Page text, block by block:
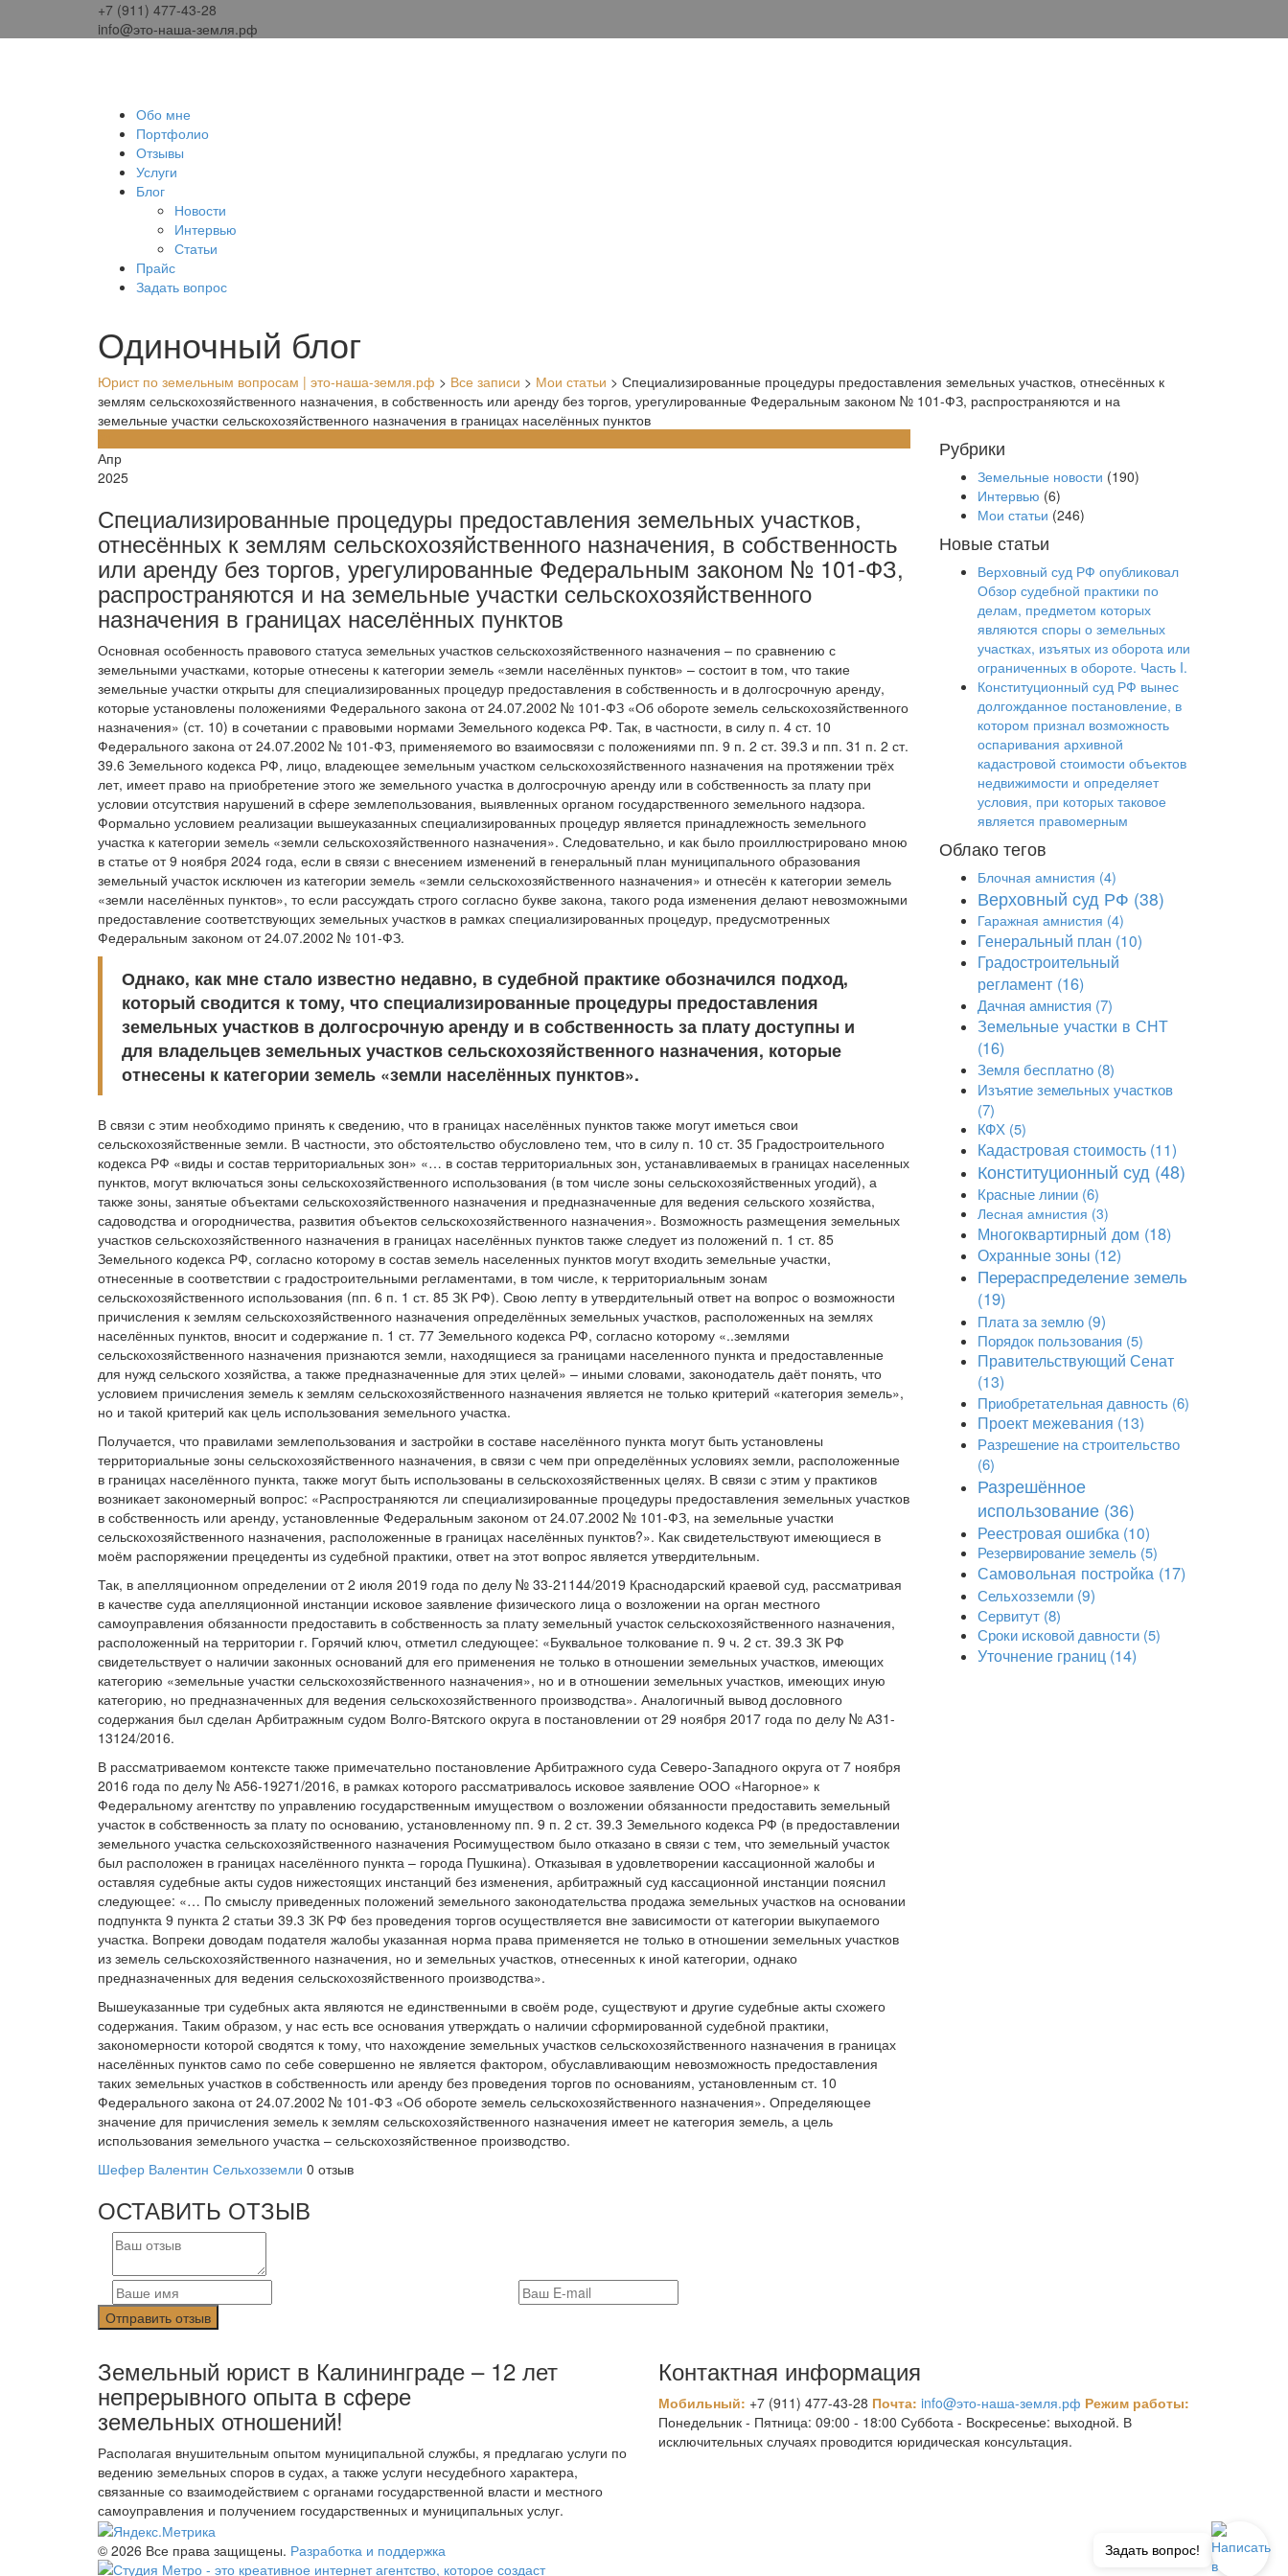
+7 (911) 477-43-28
info@это-наша-земля.рф
Обо мне
Портфолио
Отзывы
Услуги
Блог
Новости
Интервью
Статьи
Прайс
Задать вопрос
Одиночный блог
Юрист по земельным вопросам | это-наша-земля.рф > Все записи > Мои статьи > Специализированные процедуры предоставления земельных участков, отнесённых к
землям сельскохозяйственного назначения, в собственность или аренду без торгов, урегулированные Федеральным законом № 101-ФЗ, распространяются и на
земельные участки сельскохозяйственного назначения в границах населённых пунктов
Апр
2025
Специализированные процедуры предоставления земельных участков,
отнесённых к землям сельскохозяйственного назначения, в собственность
или аренду без торгов, урегулированные Федеральным законом № 101-ФЗ,
распространяются и на земельные участки сельскохозяйственного
назначения в границах населённых пунктов
Основная особенность правового статуса земельных участков сельскохозяйственного назначения – по сравнению с
земельными участками, которые отнесены к категории земель «земли населённых пунктов» – состоит в том, что такие
земельные участки открыты для специализированных процедур предоставления в собственность и в долгосрочную аренду,
которые установлены положениями Федерального закона от 24.07.2002 № 101-ФЗ «Об обороте земель сельскохозяйственного
назначения» (ст. 10) в сочетании с правовыми нормами Земельного кодекса РФ. Так, в частности, в силу п. 4 ст. 10
Федерального закона от 24.07.2002 № 101-ФЗ, применяемого во взаимосвязи с положениями пп. 9 п. 2 ст. 39.3 и пп. 31 п. 2 ст.
39.6 Земельного кодекса РФ, лицо, владеющее земельным участком сельскохозяйственного назначения на протяжении трёх
лет, имеет право на приобретение этого же земельного участка в долгосрочную аренду или в собственность за плату при
условии отсутствия нарушений в сфере землепользования, выявленных органом государственного земельного надзора.
Формально условием реализации вышеуказанных специализированных процедур является принадлежность земельного
участка к категории земель «земли сельскохозяйственного назначения». Следовательно, и как было проиллюстрировано мною
в статье от 9 ноября 2024 года, если в связи с внесением изменений в генеральный план муниципального образования
земельный участок исключен из категории земель «земли сельскохозяйственного назначения» и отнесён к категории земель
«земли населённых пунктов», то если рассуждать строго согласно букве закона, такого рода изменения делают невозможными
предоставление соответствующих земельных участков в рамках специализированных процедур, предусмотренных
Федеральным законом от 24.07.2002 № 101-ФЗ.
Однако, как мне стало известно недавно, в судебной практике обозначился подход,
который сводится к тому, что специализированные процедуры предоставления
земельных участков в долгосрочную аренду и в собственность за плату доступны и
для владельцев земельных участков сельскохозяйственного назначения, которые
отнесены к категории земель «земли населённых пунктов».
В связи с этим необходимо принять к сведению, что в границах населённых пунктов также могут иметься свои
сельскохозяйственные земли. В частности, это обстоятельство обусловлено тем, что в силу п. 10 ст. 35 Градостроительного
кодекса РФ «виды и состав территориальных зон» «… в состав территориальных зон, устанавливаемых в границах населенных
пунктов, могут включаться зоны сельскохозяйственного использования (в том числе зоны сельскохозяйственных угодий), а
также зоны, занятые объектами сельскохозяйственного назначения и предназначенные для ведения сельского хозяйства,
садоводства и огородничества, развития объектов сельскохозяйственного назначения». Возможность размещения земельных
участков сельскохозяйственного назначения в границах населённых пунктов также следует из положений п. 1 ст. 85
Земельного кодекса РФ, согласно которому в состав земель населенных пунктов могут входить земельные участки,
отнесенные в соответствии с градостроительными регламентами, в том числе, к территориальным зонам
сельскохозяйственного использования (пп. 6 п. 1 ст. 85 ЗК РФ). Свою лепту в утвердительный ответ на вопрос о возможности
причисления к землям сельскохозяйственного назначения определённых земельных участков, расположенных на землях
населённых пунктов, вносит и содержание п. 1 ст. 77 Земельного кодекса РФ, согласно которому «..землями
сельскохозяйственного назначения признаются земли, находящиеся за границами населенного пункта и предоставленные
для нужд сельского хозяйства, а также предназначенные для этих целей» – иными словами, законодатель даёт понять, что
условием причисления земель к землям сельскохозяйственного назначения является не только критерий «категория земель»,
но и такой критерий как цель использования земельного участка.
Получается, что правилами землепользования и застройки в составе населённого пункта могут быть установлены
территориальные зоны сельскохозяйственного назначения, в связи с чем при определённых условиях земли, расположенные
в границах населённого пункта, также могут быть использованы в сельскохозяйственных целях. В связи с этим у практиков
возникает закономерный вопрос: «Распространяются ли специализированные процедуры предоставления земельных участков
в собственность или аренду, установленные Федеральным законом от 24.07.2002 № 101-ФЗ, на земельные участки
сельскохозяйственного назначения, расположенные в границах населённых пунктов?». Как свидетельствуют имеющиеся в
моём распоряжении прецеденты из судебной практики, ответ на этот вопрос является утвердительным.
Так, в апелляционном определении от 2 июля 2019 года по делу № 33-21144/2019 Краснодарский краевой суд, рассматривая
в качестве суда апелляционной инстанции исковое заявление физического лица о возложении на орган местного
самоуправления обязанности предоставить в собственность за плату земельный участок сельскохозяйственного назначения,
расположенный на территории г. Горячий ключ, отметил следующее: «Буквальное толкование п. 9 ч. 2 ст. 39.3 ЗК РФ
свидетельствует о наличии законных оснований для его применения не только в отношении земельных участков, имеющих
категорию «земельные участки сельскохозяйственного назначения», но и в отношении земельных участков, имеющих иную
категорию, но предназначенных для ведения сельскохозяйственного производства». Аналогичный вывод дословного
содержания был сделан Арбитражным судом Волго-Вятского округа в постановлении от 29 ноября 2017 года по делу № А31-
13124/2016.
В рассматриваемом контексте также примечательно постановление Арбитражного суда Северо-Западного округа от 7 ноября
2016 года по делу № А56-19271/2016, в рамках которого рассматривалось исковое заявление ООО «Нагорное» к
Федеральному агентству по управлению государственным имуществом о возложении обязанности предоставить земельный
участок в собственность за плату по основанию, установленному пп. 9 п. 2 ст. 39.3 Земельного кодекса РФ (в предоставлении
земельного участка сельскохозяйственного назначения Росимуществом было отказано в связи с тем, что земельный участок
был расположен в границах населённого пункта – города Пушкина). Отказывая в удовлетворении кассационной жалобы и
оставляя судебные акты судов нижестоящих инстанций без изменения, арбитражный суд кассационной инстанции пояснил
следующее: «… По смыслу приведенных положений земельного законодательства продажа земельных участков на основании
подпункта 9 пункта 2 статьи 39.3 ЗК РФ без проведения торгов осуществляется вне зависимости от категории выкупаемого
участка. Вопреки доводам подателя жалобы указанная норма права применяется не только в отношении земельных участков
из земель сельскохозяйственного назначения, но и земельных участков, отнесенных к иной категории, однако
предназначенных для ведения сельскохозяйственного производства».
Вышеуказанные три судебных акта являются не единственными в своём роде, существуют и другие судебные акты схожего
содержания. Таким образом, у нас есть все основания утверждать о наличии сформированной судебной практики,
закономерности которой сводятся к тому, что нахождение земельных участков сельскохозяйственного назначения в границах
населённых пунктов само по себе совершенно не является фактором, обуславливающим невозможность предоставления
таких земельных участков в собственность или аренду без проведения торгов по основаниям, установленным ст. 10
Федерального закона от 24.07.2002 № 101-ФЗ «Об обороте земель сельскохозяйственного назначения». Определяющее
значение для причисления земель к землям сельскохозяйственного назначения имеет не категория земель, а цель
использования земельного участка – сельскохозяйственное производство.
Шефер Валентин Сельхозземли 0 отзыв
ОСТАВИТЬ ОТЗЫВ
Рубрики
Земельные новости (190)
Интервью (6)
Мои статьи (246)
Новые статьи
Верховный суд РФ опубликовал
Обзор судебной практики по
делам, предметом которых
являются споры о земельных
участках, изъятых из оборота или
ограниченных в обороте. Часть I.
Конституционный суд РФ вынес
долгожданное постановление, в
котором признал возможность
оспаривания архивной
кадастровой стоимости объектов
недвижимости и определяет
условия, при которых таковое
является правомерным
Облако тегов
Блочная амнистия (4)
Верховный суд РФ (38)
Гаражная амнистия (4)
Генеральный план (10)
Градостроительный
регламент(16)
Дачная амнистия (7)
Земельные участки в СНТ
(16)
Земля бесплатно(8)
Изъятие земельных участков
(7)
КФХ (5)
Кадастровая стоимость(11)
Конституционный суд (48)
Красные линии(6)
Лесная амнистия (3)
Многоквартирный дом (18)
Охранные зоны (12)
Перераспределение земель
(19)
Плата за землю(9)
Порядок пользования (5)
Правительствующий Сенат
(13)
Приобретательная давность(6)
Проект межевания (13)
Разрешение на строительство
(6)
Разрешённое
использование(36)
Реестровая ошибка (10)
Резервирование земель(5)
Самовольная постройка(17)
Сельхозземли(9)
Сервитут(8)
Сроки исковой давности(5)
Уточнение границ(14)
Земельный юрист в Калининграде – 12 лет
непрерывного опыта в сфере
земельных отношений!
Располагая внушительным опытом муниципальной службы, я предлагаю услуги по
ведению земельных споров в судах, а также услуги несудебного характера,
связанные со взаимодействием с органами государственной власти и местного
самоуправления и получением государственных и муниципальных услуг.
Контактная информация
Мобильный: +7 (911) 477-43-28 Почта: info@это-наша-земля.рф Режим работы:
Понедельник - Пятница: 09:00 - 18:00 Суббота - Воскресенье: выходной. В
исключительных случаях проводится юридическая консультация.
© 2026 Все права защищены. Разработка и поддержка Задать вопрос!